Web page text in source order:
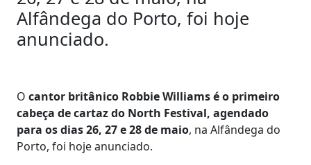
Alfândega do Porto, foi hoje
anunciado.
O cantor britânico Robbie Williams é o primeiro
cabeça de cartaz do North Festival, agendado
para os dias 26, 27 e 28 de maio, na Alfândega do
Porto, foi hoje anunciado.